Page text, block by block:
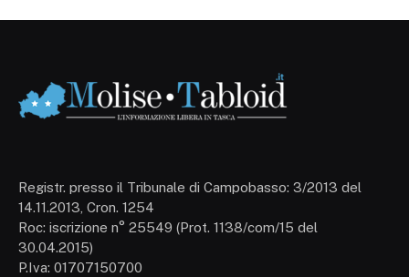
Registr. presso il Tribunale di Campobasso: 3/2013 del
14.11.2013, Cron. 1254
Roc: iscrizione n° 25549 (Prot. 1138/com/15 del
30.04.2015)
P.Iva: 01707150700